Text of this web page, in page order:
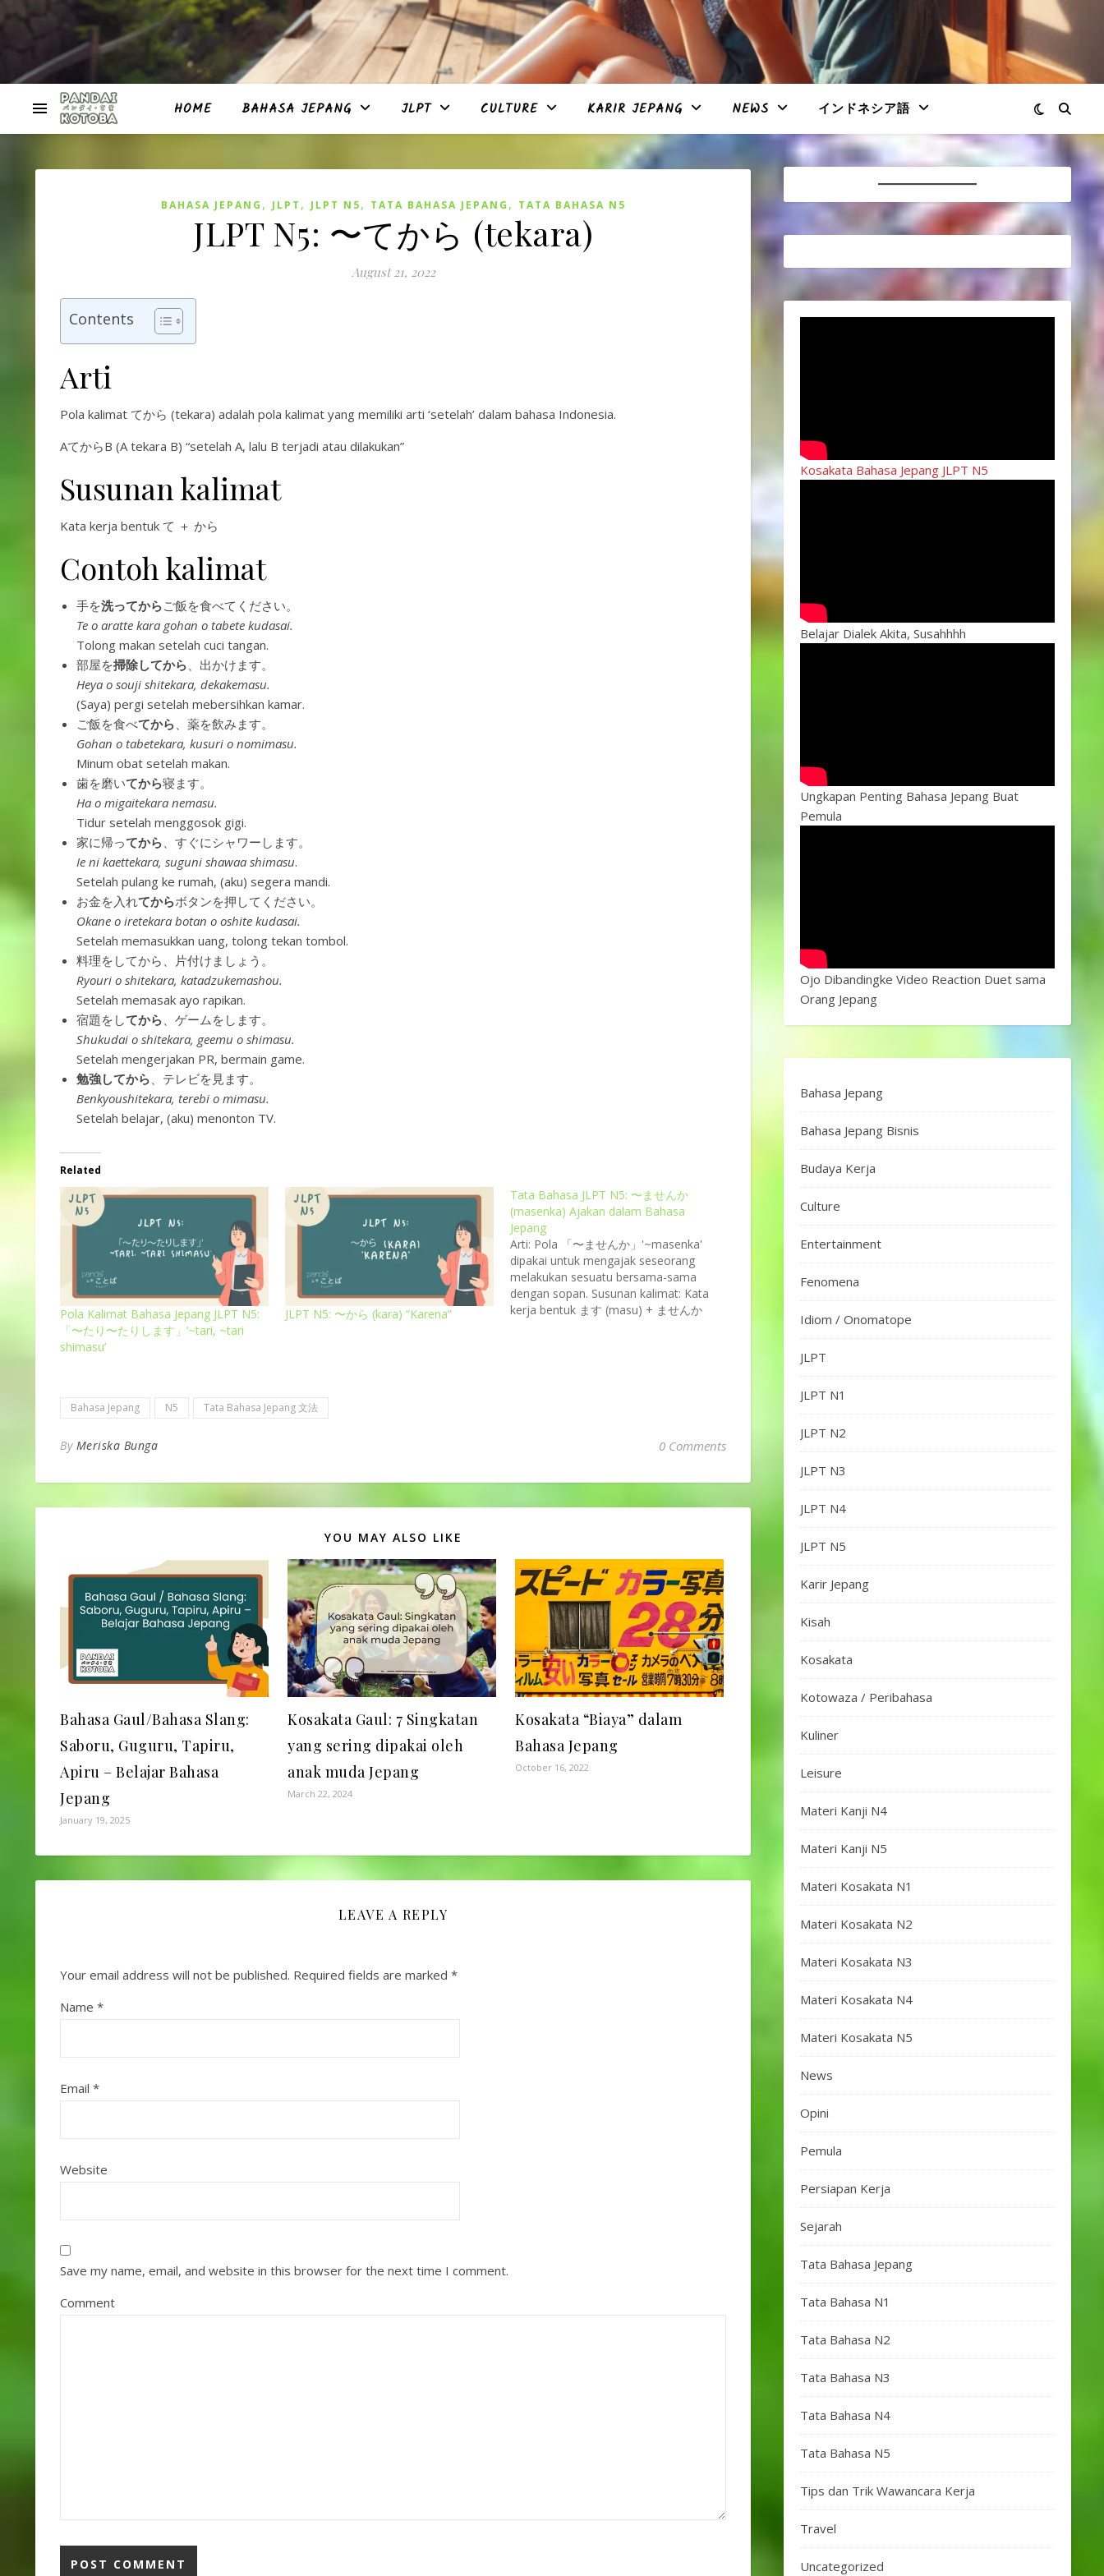
HOME BAHASA JEPANG JLPT CULTURE KARIR JEPANG NEWS インドネシア語
BAHASA JEPANG , JLPT , JLPT N5, TATA BAHASA JEPANG , TATA BAHASA N5
JLPT N5: 〜てから (tekara)
August 21, 2022
Contents
Arti
Pola kalimat てから (tekara) adalah pola kalimat yang memiliki arti ‘setelah’ dalam bahasa Indonesia.
AてからB (A tekara B) “setelah A, lalu B terjadi atau dilakukan”
Susunan kalimat
Kata kerja bentuk て ＋ から
Contoh kalimat
手を洗ってからご飯を食べてください。
Te o aratte kara gohan o tabete kudasai.
Tolong makan setelah cuci tangan.
部屋を掃除してから、出かけます。
Heya o souji shitekara, dekakemasu.
(Saya) pergi setelah mebersihkan kamar.
ご飯を食べてから、薬を飲みます。
Gohan o tabetekara, kusuri o nomimasu.
Minum obat setelah makan.
歯を磨いてから寝ます。
Ha o migaitekara nemasu.
Tidur setelah menggosok gigi.
家に帰ってから、すぐにシャワーします。
Ie ni kaettekara, suguni shawaa shimasu.
Setelah pulang ke rumah, (aku) segera mandi.
お金を入れてからボタンを押してください。
Okane o iretekara botan o oshite kudasai.
Setelah memasukkan uang, tolong tekan tombol.
料理をしてから、片付けましょう。
Ryouri o shitekara, katadzukemashou.
Setelah memasak ayo rapikan.
宿題をしてから、ゲームをします。
Shukudai o shitekara, geemu o shimasu.
Setelah mengerjakan PR, bermain game.
勉強してから、テレビを見ます。
Benkyoushitekara, terebi o mimasu.
Setelah belajar, (aku) menonton TV.
Related
Pola Kalimat Bahasa Jepang JLPT N5:
「〜たり〜たりします」’~tari, ~tari
shimasu’
JLPT N5: 〜から (kara) “Karena”
Tata Bahasa JLPT N5: 〜ませんか
(masenka) Ajakan dalam Bahasa
Jepang
Arti: Pola 「〜ませんか」'~masenka'
dipakai untuk mengajak seseorang
melakukan sesuatu bersama-sama
dengan sopan. Susunan kalimat: Kata
kerja bentuk ます (masu) + ませんか
ごはんを食べませんか。Isshoni
Bahasa Jepang N5 Tata Bahasa Jepang 文法
By Meriska Bunga 0 Comments
YOU MAY ALSO LIKE
Bahasa Gaul/Bahasa Slang:
Saboru, Guguru, Tapiru,
Apiru – Belajar Bahasa
Jepang
January 19, 2025
Kosakata Gaul: 7 Singkatan
yang sering dipakai oleh
anak muda Jepang
March 22, 2024
Kosakata “Biaya” dalam
Bahasa Jepang
October 16, 2022
LEAVE A REPLY
Your email address will not be published. Required fields are marked *
Name *
Email *
Website
Save my name, email, and website in this browser for the next time I comment.
Comment
Kosakata Bahasa Jepang JLPT N5
Belajar Dialek Akita, Susahhhh
Ungkapan Penting Bahasa Jepang Buat
Pemula
Ojo Dibandingke Video Reaction Duet sama
Orang Jepang
Bahasa Jepang
Bahasa Jepang Bisnis
Budaya Kerja
Culture
Entertainment
Fenomena
Idiom / Onomatope
JLPT
JLPT N1
JLPT N2
JLPT N3
JLPT N4
JLPT N5
Karir Jepang
Kisah
Kosakata
Kotowaza / Peribahasa
Kuliner
Leisure
Materi Kanji N4
Materi Kanji N5
Materi Kosakata N1
Materi Kosakata N2
Materi Kosakata N3
Materi Kosakata N4
Materi Kosakata N5
News
Opini
Pemula
Persiapan Kerja
Sejarah
Tata Bahasa Jepang
Tata Bahasa N1
Tata Bahasa N2
Tata Bahasa N3
Tata Bahasa N4
Tata Bahasa N5
Tips dan Trik Wawancara Kerja
Travel
Uncategorized